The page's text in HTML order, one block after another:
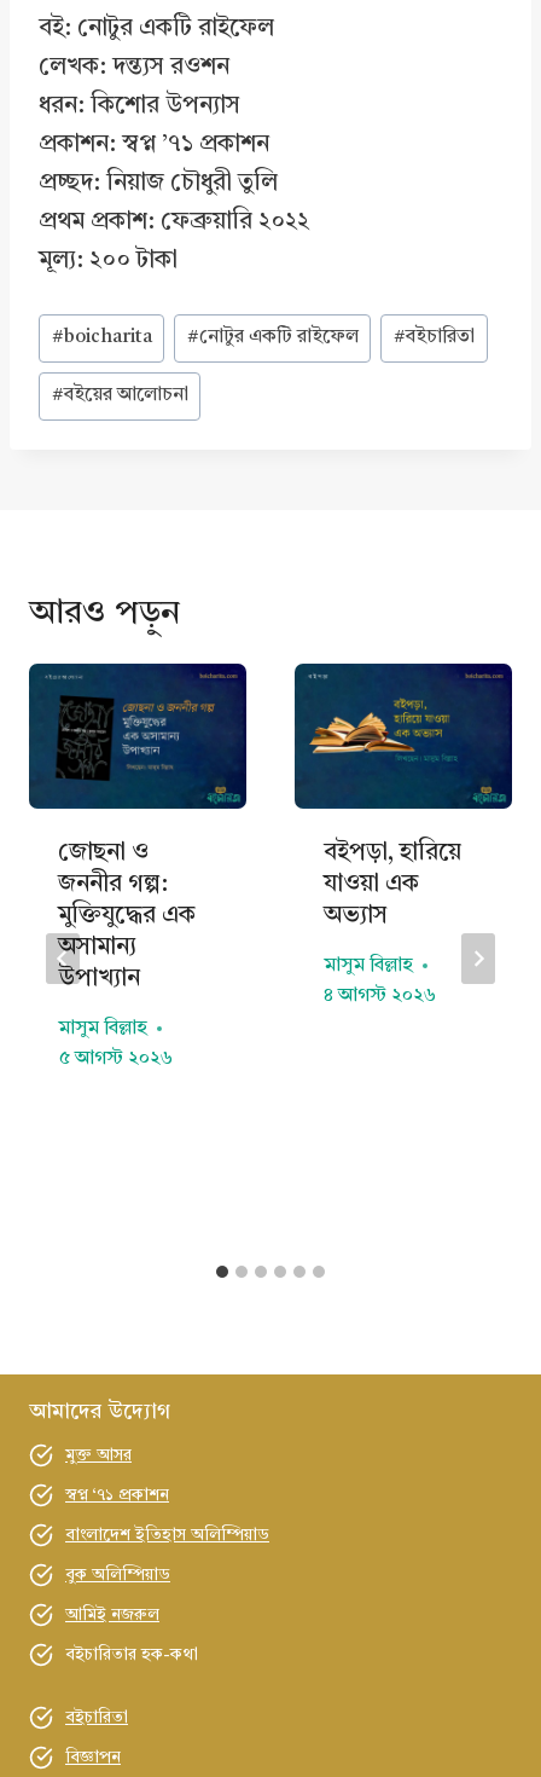
বই: নোটুর একটি রাইফেল
লেখক: দন্ত্যস রওশন
ধরন: কিশোর উপন্যাস
প্রকাশন: স্বপ্ন ’৭১ প্রকাশন
প্রচ্ছদ: নিয়াজ চৌধুরী তুলি
প্রথম প্রকাশ: ফেব্রুয়ারি ২০২২
মূল্য: ২০০ টাকা
Post
Tags:
#boicharita #নোটুর একটি রাইফেল #বইচারিতা
#বইয়ের আলোচনা
আরও পড়ুন
জোছনা ও
জননীর গল্প:
মুক্তিযুদ্ধের এক
অসামান্য
উপাখ্যান
মাসুম বিল্লাহ
৫ আগস্ট ২০২৬
বইপড়া, হারিয়ে
যাওয়া এক
অভ্যাস
মাসুম বিল্লাহ
৪ আগস্ট ২০২৬
আমাদের উদ্যোগ
মুক্ত আসর
স্বপ্ন ‘৭১ প্রকাশন
বাংলাদেশ ইতিহাস অলিম্পিয়াড
বুক অলিম্পিয়াড
আমিই নজরুল
বইচারিতার হক-কথা
বইচারিতা
বিজ্ঞাপন